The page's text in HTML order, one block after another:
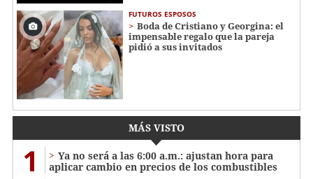
FUTUROS ESPOSOS
Boda de Cristiano y Georgina: el
impensable regalo que la pareja
pidió a sus invitados
MÁS VISTO
1
Ya no será a las 6:00 a.m.: ajustan hora para
aplicar cambio en precios de los combustibles